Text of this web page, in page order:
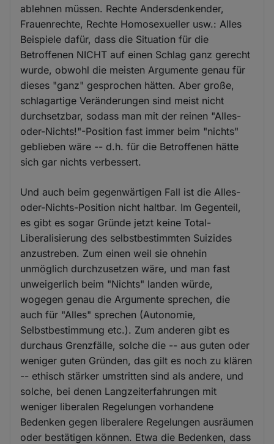
ablehnen müssen. Rechte Andersdenkender,
Frauenrechte, Rechte Homosexueller usw.: Alles
Beispiele dafür, dass die Situation für die
Betroffenen NICHT auf einen Schlag ganz gerecht
wurde, obwohl die meisten Argumente genau für
dieses "ganz" gesprochen hätten. Aber große,
schlagartige Veränderungen sind meist nicht
durchsetzbar, sodass man mit der reinen "Alles-
oder-Nichts!"-Position fast immer beim "nichts"
geblieben wäre -- d.h. für die Betroffenen hätte
sich gar nichts verbessert.
Und auch beim gegenwärtigen Fall ist die Alles-
oder-Nichts-Position nicht haltbar. Im Gegenteil,
es gibt es sogar Gründe jetzt keine Total-
Liberalisierung des selbstbestimmten Suizides
anzustreben. Zum einen weil sie ohnehin
unmöglich durchzusetzen wäre, und man fast
unweigerlich beim "Nichts" landen würde,
wogegen genau die Argumente sprechen, die
auch für "Alles" sprechen (Autonomie,
Selbstbestimmung etc.). Zum anderen gibt es
durchaus Grenzfälle, solche die -- aus guten oder
weniger guten Gründen, das gilt es noch zu klären
-- ethisch stärker umstritten sind als andere, und
solche, bei denen Langzeiterfahrungen mit
weniger liberalen Regelungen vorhandene
Bedenken gegen liberalere Regelungen ausräumen
oder bestätigen können. Etwa die Bedenken, dass